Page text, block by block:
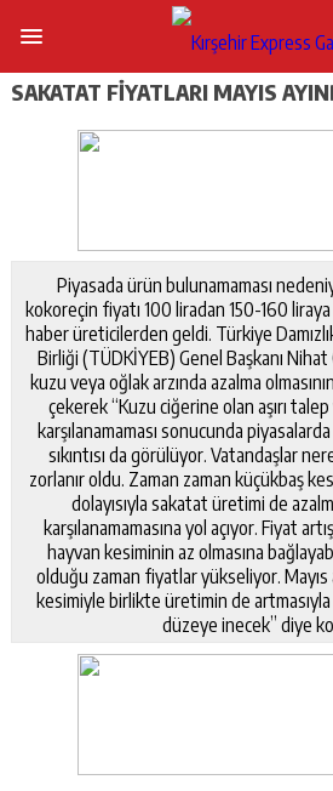
SAKATAT FIYATLARI MAYIS
Piyasada ürün bulunamaması
kokoreçin fiyatı 100 liradan 150-160
haber üreticilerden geldi. Türkiye
Birliği (TÜDKİYEB) Genel Başkanı Nihat
kuzu veya oğlak arzında azalma
çekerek “Kuzu ciğerine olan aşırı
karşılanamaması sonucunda
sıkıntısı da görülüyor. Vatandaşlar
zorlanır oldu. Zaman zaman küçükbaş
dolayısıyla sakatat üretimi de
karşılanamamasına yol açıyor. Fiyat
hayvan kesiminin az olmasına
olduğu zaman fiyatlar yükseliyor.
kesimiyle birlikte üretimin de
düzeye inecek” diye